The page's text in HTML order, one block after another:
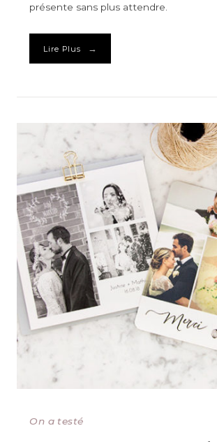
présente sans plus attendre.
Lire Plus →
On a testé